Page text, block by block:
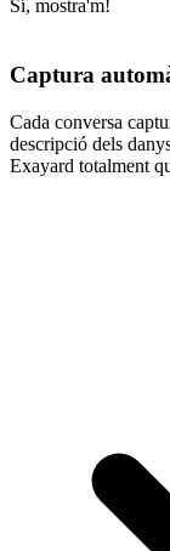
Sí, mostra'm!
Captura
Cada conversa
descripció dels
Exayard totalment